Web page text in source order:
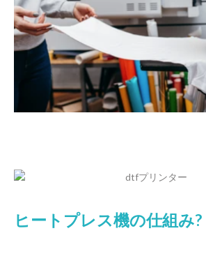
ヒートプレス機の仕組み?